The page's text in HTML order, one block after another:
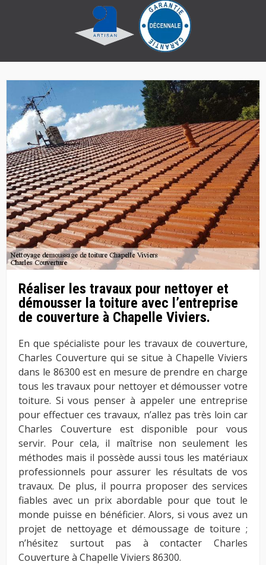
Réaliser les travaux pour nettoyer et
démousser la toiture avec l’entreprise
de couverture à Chapelle Viviers.
En que spécialiste pour les travaux de couverture,
Charles Couverture qui se situe à Chapelle Viviers
dans le 86300 est en mesure de prendre en charge
tous les travaux pour nettoyer et démousser votre
toiture. Si vous penser à appeler une entreprise
pour effectuer ces travaux, n’allez pas très loin car
Charles Couverture est disponible pour vous
servir. Pour cela, il maîtrise non seulement les
méthodes mais il possède aussi tous les matériaux
professionnels pour assurer les résultats de vos
travaux. De plus, il pourra proposer des services
fiables avec un prix abordable pour que tout le
monde puisse en bénéficier. Alors, si vous avez un
projet de nettoyage et démoussage de toiture ;
n’hésitez surtout pas à contacter Charles
Couverture à Chapelle Viviers 86300.